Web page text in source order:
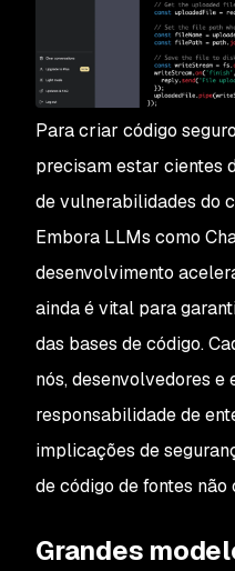
Para criar código
precisam estar cientes
de vulnerabilidades do
Embora LLMs como
desenvolvimento
ainda é vital para
das bases de código.
nós, desenvolvedores e
responsabilidade de
implicações de
de código de fontes não
Grandes